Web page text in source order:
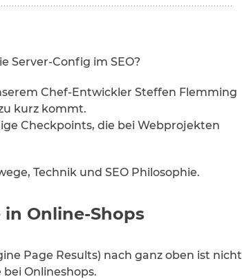
Server-Config im SEO?
Chef-Entwickler Steffen Flemming
kurz kommt.
Checkpoints, die bei Webprojekten
Technik und SEO Philosophie.
Online-Shops
Page Results) nach ganz oben ist nicht
Onlineshops.